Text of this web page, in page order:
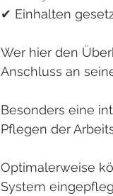
✔ Einhalten
Wer hier den
Anschluss an
Besonders eine
Pflegen der
Optimalerweise
System